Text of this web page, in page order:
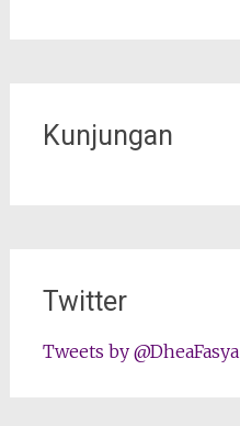
Kunjungan
Twitter
Tweets by @DheaFasya